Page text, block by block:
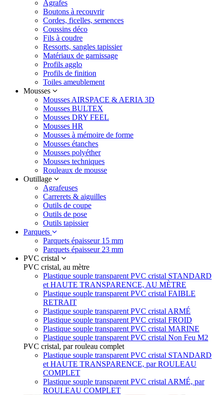
Agrafes
Boutons à recouvrir
Cordes, ficelles, semences
Coussins déco
Fils à coudre
Ressorts, sangles tapissier
Matériaux de garnissage
Profils agglo
Profils de finition
Toiles ameublement
Mousses
Mousses AIRSPACE & AERIA 3D
Mousses BULTEX
Mousses DRY FEEL
Mousses HR
Mousses à mémoire de forme
Mousses étanches
Mousses polyéther
Mousses techniques
Rouleaux de mousse
Outillage
Agrafeuses
Carrerets & aiguilles
Outils de coupe
Outils de pose
Outils tapissier
Parquets
Parquets épaisseur 15 mm
Parquets épaisseur 23 mm
PVC cristal
PVC cristal, au mètre
Plastique souple transparent PVC cristal STANDARD
et HAUTE TRANSPARENCE, AU MÈTRE
Plastique souple transparent PVC cristal FAIBLE
RETRAIT
Plastique souple transparent PVC cristal ARMÉ
Plastique souple transparent PVC cristal FROID
Plastique souple transparent PVC cristal MARINE
Plastique souple transparent PVC cristal Non Feu M2
PVC cristal, par rouleau complet
Plastique souple transparent PVC cristal STANDARD
et HAUTE TRANSPARENCE, par ROULEAU
COMPLET
Plastique souple transparent PVC cristal ARMÉ, par
ROULEAU COMPLET